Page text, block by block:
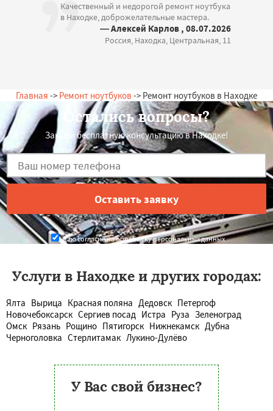
Качественный и недорогой ремонт ноутбука
в Находке, доброжелательные мастера.
— Алексей Карлов , 08.07.2026
Россия, Находка, Центральная, 11
Главная -> Ремонт ноутбуков -> Ремонт ноутбуков в Находке
Остались вопросы?
Закажи бесплатную консультацию в Находке!
Даю согласие на обработку персональных данных
Услуги в Находке и других городах:
Ялта Вырица Красная поляна Дедовск Петергоф
Новочебоксарск Сергиев посад Истра Руза Зеленоград
Омск Рязань Рощино Пятигорск Нижнекамск Дубна
Черноголовка Стерлитамак Лукино-Дулёво
У Вас свой бизнес?